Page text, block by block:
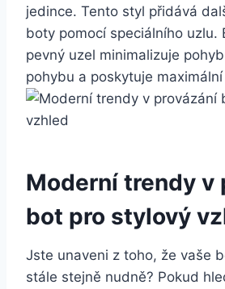
jedince. Tento styl přidává
boty pomocí‌ speciálního⁤ uzlu.
pevný uzel minimalizuje
pohybu a poskytuje
Moderní ⁢trendy v
⁤bot pro stylový
Jste unaveni z toho, že vaše
stále stejně ⁢nudně?‌ Pokud